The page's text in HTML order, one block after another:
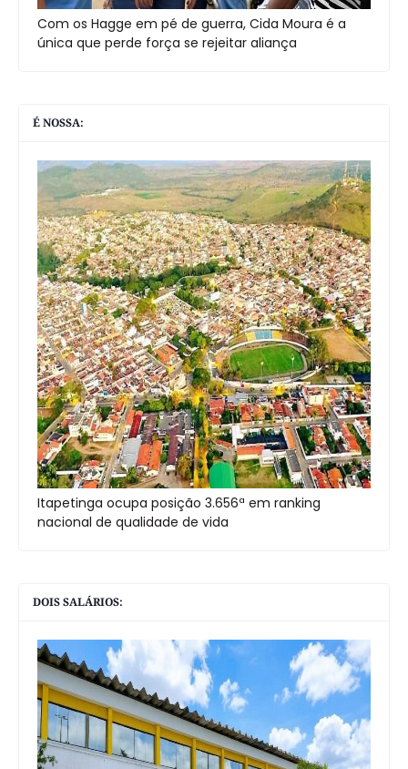
Com os Hagge em pé de guerra, Cida Moura é a
única que perde força se rejeitar aliança
É NOSSA:
Itapetinga ocupa posição 3.656ª em ranking
nacional de qualidade de vida
DOIS SALÁRIOS: